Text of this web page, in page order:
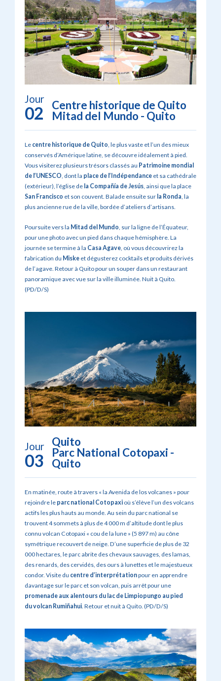
Jour
02
Centre historique de Quito
Mitad del Mundo - Quito
Le centre historique de Quito, le plus vaste et l’un des mieux
conservés d’Amérique latine, se découvre idéalement à pied.
Vous visiterez plusieurs trésors classés au Patrimoine mondial
de l’UNESCO, dont la place de l’Indépendance et sa cathédrale
(extérieur), l’église de la Compañía de Jesús, ainsi que la place
San Francisco et son couvent. Balade ensuite sur la Ronda, la
plus ancienne rue de la ville, bordée d’ateliers d’artisans.
Poursuite vers la Mitad del Mundo, sur la ligne de l’Équateur,
pour une photo avec un pied dans chaque hémisphère. La
journée se termine à la Casa Agave, où vous découvrirez la
fabrication du Miske et dégusterez cocktails et produits dérivés
de l’agave. Retour à Quito pour un souper dans un restaurant
panoramique avec vue sur la ville illuminée. Nuit à Quito.
(PD/D/S)
Jour
03
Quito
Parc National Cotopaxi -
Quito
En matinée, route à travers « la Avenida de los volcanes » pour
rejoindre le parc national Cotopaxi où s’élève l’un des volcans
actifs les plus hauts au monde. Au sein du parc national se
trouvent 4 sommets à plus de 4 000 m d’altitude dont le plus
connu volcan Cotopaxi « cou de la lune » (5 897 m) au cône
symétrique recouvert de neige. D’une superficie de plus de 32
000 hectares, le parc abrite des chevaux sauvages, des lamas,
des renards, des cervidés, des ours à lunettes et le majestueux
condor. Visite du centre d’interprétationpour en apprendre
davantage sur le parc et son volcan, puis arrêt pour une
promenade aux alentours du lac de Limpiopungo au pied
du volcan Rumiñahui. Retour et nuit à Quito. (PD/D/S)